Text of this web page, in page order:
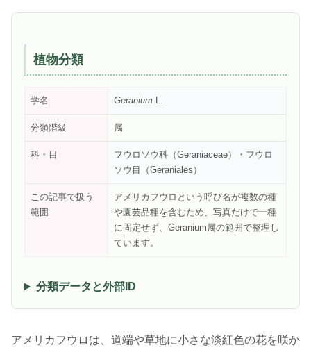
植物分類
学名 Geranium L.
分類階級 属
科・目
フウロソウ科（Geraniaceae）・フウロ
ソウ目（Geraniales）
この記事で扱う
範囲
アメリカフウロという呼び名が複数の種
や園芸品種を含むため、写真だけで一種
に固定せず、Geranium属の範囲で整理し
ています。
分類データと外部ID
アメリカフウロは、道端や草地に小さな淡紅色の花を咲か